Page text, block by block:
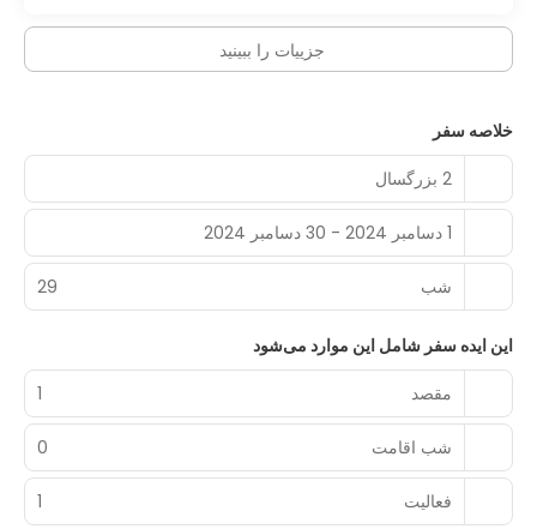
جزییات را ببینید
خلاصه سفر
2 بزرگسال
1 دسامبر 2024 - 30 دسامبر 2024
شب‌ 29
این ایده سفر شامل این موارد می‌شود
مقصد
1
شب اقامت 0
فعالیت 1